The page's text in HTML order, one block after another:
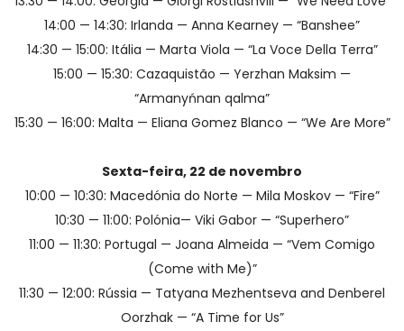
14:00 — 14:30: Irlanda — Anna Kearney — “Banshee”
14:30 — 15:00: Itália — Marta Viola — “La Voce Della Terra”
15:00 — 15:30: Cazaquistão — Yerzhan Maksim —
“Armanyńnan qalma”
15:30 — 16:00: Malta — Eliana Gomez Blanco — “We Are More”
Sexta-feira, 22 de novembro
10:00 — 10:30: Macedónia do Norte — Mila Moskov — “Fire”
10:30 — 11:00: Polónia— Viki Gabor — “Superhero”
11:00 — 11:30: Portugal — Joana Almeida — “Vem Comigo
(Come with Me)”
11:30 — 12:00: Rússia — Tatyana Mezhentseva and Denberel
Oorzhak — “A Time for Us”